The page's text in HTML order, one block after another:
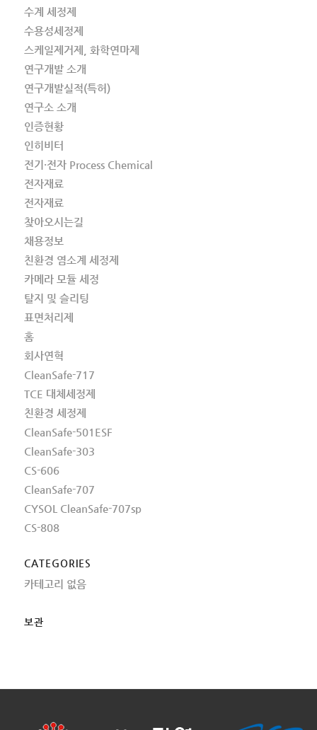
수계 세정제
수용성세정제
스케일제거제, 화학연마제
연구개발 소개
연구개발실적(특허)
연구소 소개
인증현황
인히비터
전기·전자 Process Chemical
전자재료
전자재료
찾아오시는길
채용정보
친환경 염소계 세정제
카메라 모듈 세정
탈지 및 슬리팅
표면처리제
홈
회사연혁
CleanSafe-717
TCE 대체세정제
친환경 세정제
CleanSafe-501ESF
CleanSafe-303
CS-606
CleanSafe-707
CYSOL CleanSafe-707sp
CS-808
CATEGORIES
카테고리 없음
보관